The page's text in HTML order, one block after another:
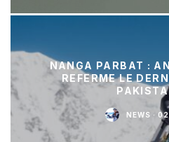
NANGA PARBAT :
REFERME LE
NEWS ·